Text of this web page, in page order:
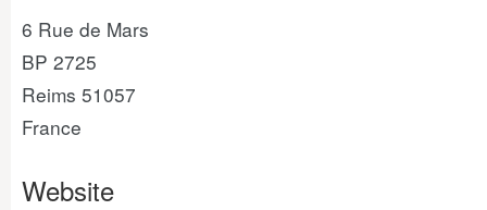
6 Rue de Mars
BP 2725
Reims 51057
France
Website